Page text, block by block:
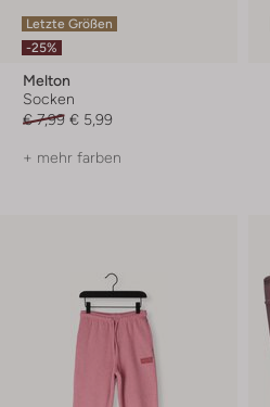
Letzte Größen
-25%
Melton
Socken
€ 7,99 € 5,99
+ mehr farben